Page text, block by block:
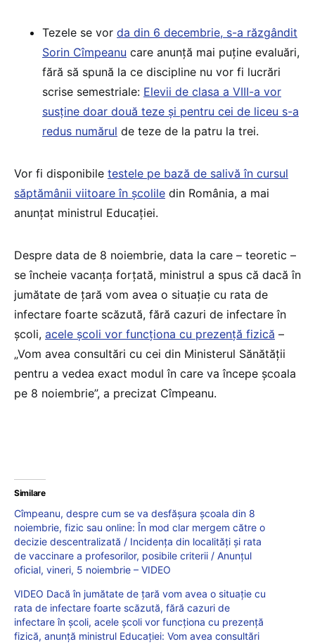
Tezele se vor da din 6 decembrie, s-a răzgândit
Sorin Cîmpeanu care anunță mai puține evaluări,
fără să spună la ce discipline nu vor fi lucrări
scrise semestriale: Elevii de clasa a VIII-a vor
susține doar două teze și pentru cei de liceu s-a
redus numărul de teze de la patru la trei.
Vor fi disponibile testele pe bază de salivă în cursul
săptămânii viitoare în școlile din România, a mai
anunțat ministrul Educației.
Despre data de 8 noiembrie, data la care – teoretic –
se încheie vacanța forțată, ministrul a spus că dacă în
jumătate de țară vom avea o situație cu rata de
infectare foarte scăzută, fără cazuri de infectare în
școli, acele școli vor funcționa cu prezență fizică –
„Vom avea consultări cu cei din Ministerul Sănătății
pentru a vedea exact modul în care va începe școala
pe 8 noiembrie”, a precizat Cîmpeanu.
Similare
Cîmpeanu, despre cum se va desfășura școala din 8
noiembrie, fizic sau online: În mod clar mergem către o
decizie descentralizată / Incidența din localități și rata
de vaccinare a profesorilor, posibile criterii / Anunțul
oficial, vineri, 5 noiembrie – VIDEO
VIDEO Dacă în jumătate de țară vom avea o situație cu
rata de infectare foarte scăzută, fără cazuri de
infectare în școli, acele școli vor funcționa cu prezență
fizică, anunță ministrul Educației: Vom avea consultări